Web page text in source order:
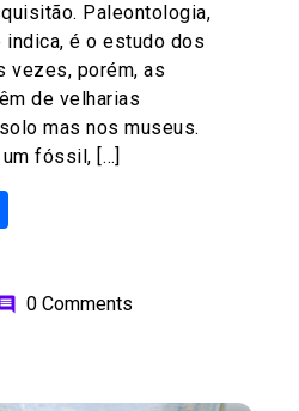
Paleontologia,
é o estudo dos
vezes, porém, as
de velharias
mas nos museus.
fóssil, […]
0 Comments